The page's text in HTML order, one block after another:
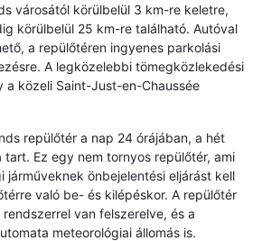
városától körülbelül 3 km-re keletre,
körülbelül 25 km-re található. Autóval
a repülőtéren ingyenes parkolási
A legközelebbi tömegközlekedési
a közeli Saint-Just-en-Chaussée
repülőtér a nap 24 órájában, a hét
tart. Ez egy nem tornyos repülőtér, ami
járműveknek önbejelentési eljárást kell
való be- és kilépéskor. A repülőtér
rendszerrel van felszerelve, és a
meteorológiai állomás is.